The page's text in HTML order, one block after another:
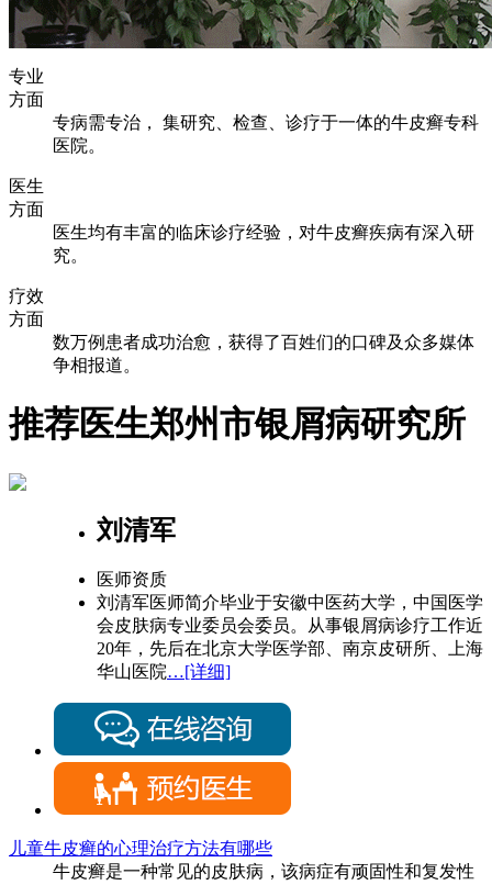
专业
方面
专病需专治， 集研究、检查、诊疗于一体的牛皮癣专科
医院。
医生
方面
医生均有丰富的临床诊疗经验，对牛皮癣疾病有深入研
究。
疗效
方面
数万例患者成功治愈，获得了百姓们的口碑及众多媒体
争相报道。
推荐医生郑州市银屑病研究所
刘清军
医师资质
刘清军医师简介毕业于安徽中医药大学，中国医学
会皮肤病专业委员会委员。从事银屑病诊疗工作近
20年，先后在北京大学医学部、南京皮研所、上海
华山医院…[详细]
儿童牛皮癣的心理治疗方法有哪些
牛皮癣是一种常见的皮肤病，该病症有顽固性和复发性